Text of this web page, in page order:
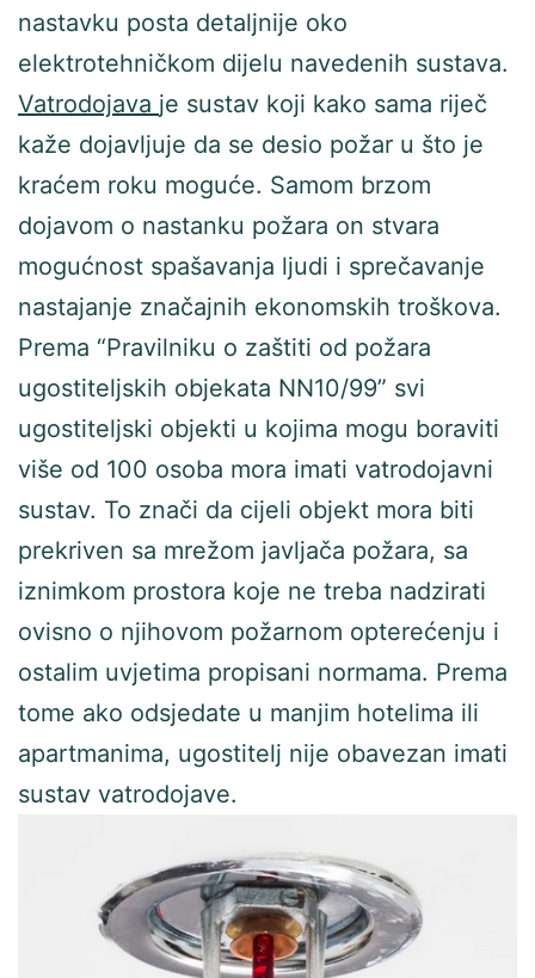
nastavku posta detaljnije oko
elektrotehničkom dijelu navedenih sustava.
Vatrodojava je sustav koji kako sama riječ
kaže dojavljuje da se desio požar u što je
kraćem roku moguće. Samom brzom
dojavom o nastanku požara on stvara
mogućnost spašavanja ljudi i sprečavanje
nastajanje značajnih ekonomskih troškova.
Prema “Pravilniku o zaštiti od požara
ugostiteljskih objekata NN10/99” svi
ugostiteljski objekti u kojima mogu boraviti
više od 100 osoba mora imati vatrodojavni
sustav. To znači da cijeli objekt mora biti
prekriven sa mrežom javljača požara, sa
iznimkom prostora koje ne treba nadzirati
ovisno o njihovom požarnom opterećenju i
ostalim uvjetima propisani normama. Prema
tome ako odsjedate u manjim hotelima ili
apartmanima, ugostitelj nije obavezan imati
sustav vatrodojave.